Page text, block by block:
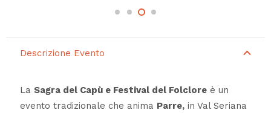
Descrizione Evento
La Sagra del Capù e Festival del Folcloreè un
evento tradizionale che anima Parre,in Val Seriana